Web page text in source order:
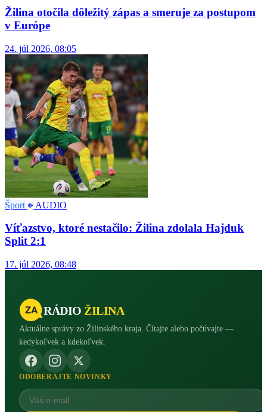
Žilina otočila dôležitý zápas a smeruje za postupom
v Európe
24. júl 2026, 08:05
Šport AUDIO
Víťazstvo, ktoré nestačilo: Žilina zdolala Hajduk
Split 2:1
17. júl 2026, 08:48
RÁDIO ŽILINA
Aktuálne správy zo Žilinského kraja. Čítajte alebo počúvajte —
kedykoľvek a kdekoľvek.
ODOBERAJTE NOVINKY